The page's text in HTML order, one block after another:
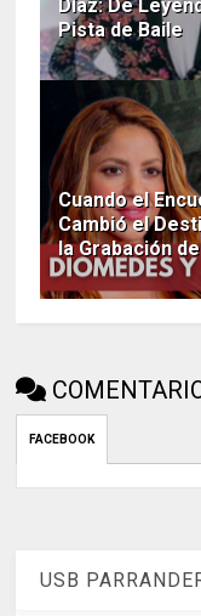
Díaz: De
Pista de Baile
Cuando el
Cambió el
la Grabación
FACEBOOK
USB